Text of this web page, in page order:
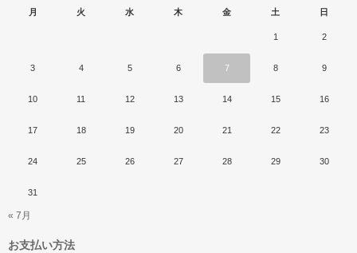
月 火 水 木 金 土 日
1 2
3 4 5 6 7 8 9
10 11 12 13 14 15 16
17 18 19 20 21 22 23
24 25 26 27 28 29 30
31
« 7月
お支払い方法